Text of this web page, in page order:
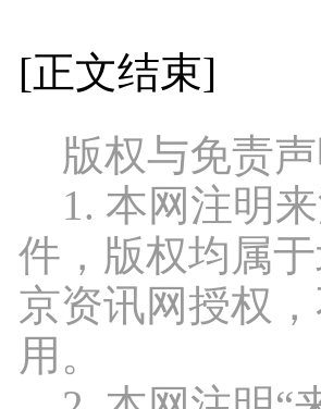
[正文结束]
版权与免责声
1. 本网注明
件，版权均属
京资讯网授权
用。